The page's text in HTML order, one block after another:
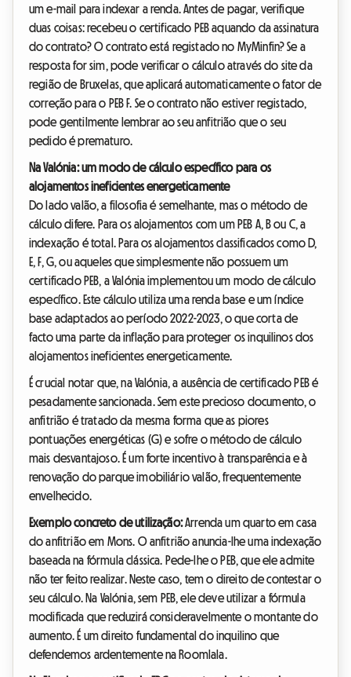
um e-mail para indexar a renda. Antes de pagar, verifique
duas coisas: recebeu o certificado PEB aquando da assinatura
do contrato? O contrato está registado no MyMinfin? Se a
resposta for sim, pode verificar o cálculo através do site da
região de Bruxelas, que aplicará automaticamente o fator de
correção para o PEB F. Se o contrato não estiver registado,
pode gentilmente lembrar ao seu anfitrião que o seu
pedido é prematuro.
Na Valónia: um modo de cálculo específico para os
alojamentos ineficientes energeticamente
Do lado valão, a filosofia é semelhante, mas o método de
cálculo difere. Para os alojamentos com um PEB A, B ou C, a
indexação é total. Para os alojamentos classificados como D,
E, F, G, ou aqueles que simplesmente não possuem um
certificado PEB, a Valónia implementou um modo de cálculo
específico. Este cálculo utiliza uma renda base e um índice
base adaptados ao período 2022-2023, o que corta de
facto uma parte da inflação para proteger os inquilinos dos
alojamentos ineficientes energeticamente.
É crucial notar que, na Valónia, a ausência de certificado PEB é
pesadamente sancionada. Sem este precioso documento, o
anfitrião é tratado da mesma forma que as piores
pontuações energéticas (G) e sofre o método de cálculo
mais desvantajoso. É um forte incentivo à transparência e à
renovação do parque imobiliário valão, frequentemente
envelhecido.
Exemplo concreto de utilização:Arrenda um quarto em casa
do anfitrião em Mons. O anfitrião anuncia-lhe uma indexação
baseada na fórmula clássica. Pede-lhe o PEB, que ele admite
não ter feito realizar. Neste caso, tem o direito de contestar o
seu cálculo. Na Valónia, sem PEB, ele deve utilizar a fórmula
modificada que reduzirá consideravelmente o montante do
aumento. É um direito fundamental do inquilino que
defendemos ardentemente na Roomlala.